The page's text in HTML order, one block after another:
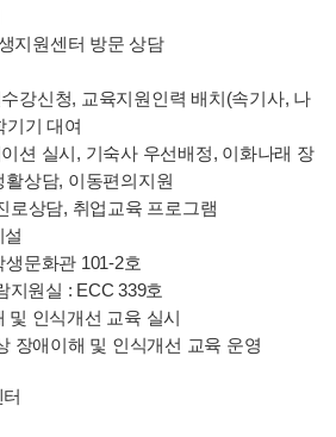
지원센터 방문 상담
강신청, 교육지원인력 배치(속기사, 나
기기 대여
션 실시, 기숙사 우선배정, 이화나래 장
상담, 이동편의지원
로상담, 취업교육 프로그램
문화관 101-2호
지원실 : ECC 339호
및 인식개선 교육 실시
장애이해 및 인식개선 교육 운영